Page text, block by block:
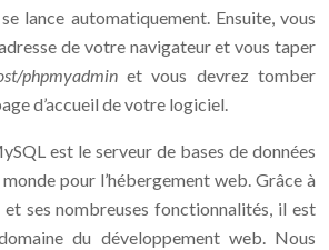
lance automatiquement. Ensuite, vous
de votre navigateur et vous taper
phpmyadminet vous devrez tomber
d’accueil de votre logiciel.
est le serveur de bases de données
pour l’hébergement web. Grâce à
ses nombreuses fonctionnalités, il est
du développement web. Nous